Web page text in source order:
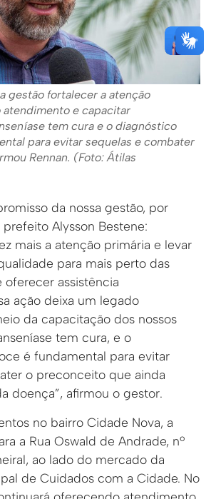
gestão fortalecer a atenção
atendimento e capacitar
tem cura e o diagnóstico
para evitar sequelas e combater
Rennan. (Foto: Átilas
da nossa gestão, por
Alysson Bestene:
mais a atenção primária e levar
para mais perto das
oferecer assistência
ação deixa um legado
da capacitação dos nossos
tem cura, e o
é fundamental para evitar
o preconceito que ainda
doença”, afirmou o gestor.
no bairro Cidade Nova, a
a Rua Oswald de Andrade, nº
ao lado do mercado da
de Cuidados com a Cidade. No